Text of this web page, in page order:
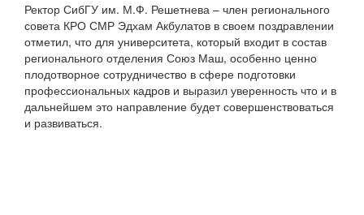
Ректор СибГУ им. М.Ф. Решетнева – член регионального
совета КРО СМР Эдхам Акбулатов в своем поздравлении
отметил, что для университета, который входит в состав
регионального отделения Союз Маш, особенно ценно
плодотворное сотрудничество в сфере подготовки
профессиональных кадров и выразил уверенность что и в
дальнейшем это направление будет совершенствоваться
и развиваться.